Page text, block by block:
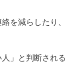
を減らしたり、
」と判断される